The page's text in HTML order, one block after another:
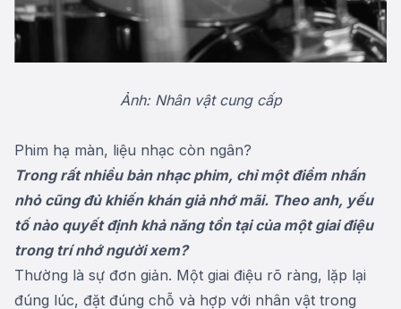
Ảnh: Nhân vật cung cấp
Phim hạ màn, liệu nhạc còn ngân?
Trong rất nhiều bản nhạc phim, chỉ một điểm nhấn
nhỏ cũng đủ khiến khán giả nhớ mãi. Theo anh, yếu
tố nào quyết định khả năng tồn tại của một giai điệu
trong trí nhớ người xem?
Thường là sự đơn giản. Một giai điệu rõ ràng, lặp lại
đúng lúc, đặt đúng chỗ và hợp với nhân vật trong